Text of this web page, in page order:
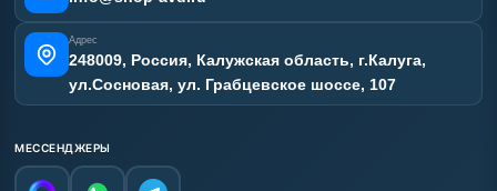
Адрес
248009, Россия, Калужская область, г.Калуга,
ул.Сосновая, ул. Грабцевское шоссе, 107
МЕССЕНДЖЕРЫ